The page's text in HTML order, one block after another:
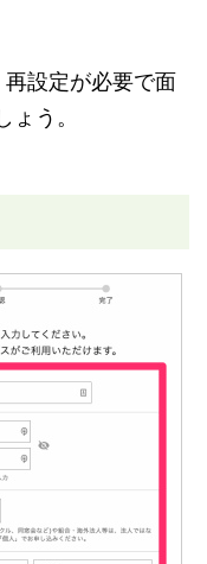
設定が必要で面
う。